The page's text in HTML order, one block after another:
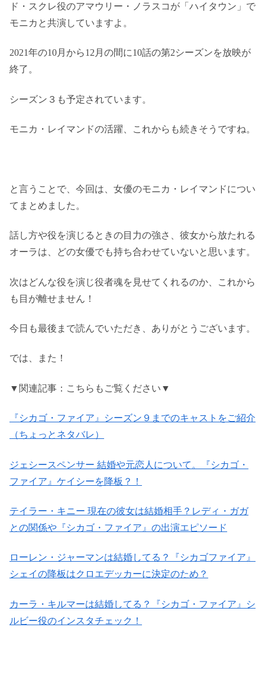
ド・スクレ役のアマウリー・ノラスコが「ハイタウン」で
モニカと共演していますよ。
2021年の10月から12月の間に10話の第2シーズンを放映が
終了。
シーズン３も予定されています。
モニカ・レイマンドの活躍、これからも続きそうですね。
と言うことで、今回は、女優のモニカ・レイマンドについ
てまとめました。
話し方や役を演じるときの目力の強さ、彼女から放たれる
オーラは、どの女優でも持ち合わせていないと思います。
次はどんな役を演じ役者魂を見せてくれるのか、これから
も目が離せません！
今日も最後まで読んでいただき、ありがとうございます。
では、また！
▼関連記事：こちらもご覧ください▼
『シカゴ・ファイア』シーズン９までのキャストをご紹介
（ちょっとネタバレ）
ジェシースペンサー 結婚や元恋人について。『シカゴ・
ファイア』ケイシーを降板？！
テイラー・キニー 現在の彼女は結婚相手？レディ・ガガ
との関係や『シカゴ・ファイア』の出演エピソード
ローレン・ジャーマンは結婚してる？『シカゴファイア』
シェイの降板はクロエデッカーに決定のため？
カーラ・キルマーは結婚してる？『シカゴ・ファイア』シ
ルビー役のインスタチェック！